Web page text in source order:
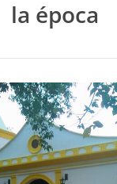
la época